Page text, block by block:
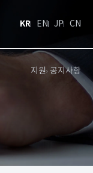
KR EN JP CN
지원 공지사항